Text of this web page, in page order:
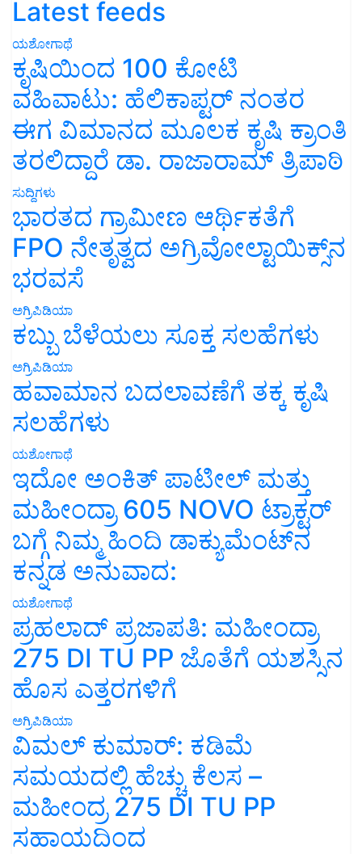
Latest feeds
ಯಶೋಗಾಥೆ
ಕೃಷಿಯಿಂದ 100 ಕೋಟಿ
ವಹಿವಾಟು: ಹೆಲಿಕಾಪ್ಟರ್ ನಂತರ
ಈಗ ವಿಮಾನದ ಮೂಲಕ ಕೃಷಿ ಕ್ರಾಂತಿ
ತರಲಿದ್ದಾರೆ ಡಾ. ರಾಜಾರಾಮ್ ತ್ರಿಪಾಠಿ
ಸುದ್ದಿಗಳು
ಭಾರತದ ಗ್ರಾಮೀಣ ಆರ್ಥಿಕತೆಗೆ
FPO ನೇತೃತ್ವದ ಅಗ್ರಿವೋಲ್ಟಾಯಿಕ್ಸ್‌ನ
ಭರವಸೆ
ಅಗ್ರಿಪಿಡಿಯಾ
ಕಬ್ಬು ಬೆಳೆಯಲು ಸೂಕ್ತ ಸಲಹೆಗಳು
ಅಗ್ರಿಪಿಡಿಯಾ
ಹವಾಮಾನ ಬದಲಾವಣೆಗೆ ತಕ್ಕ ಕೃಷಿ
ಸಲಹೆಗಳು
ಯಶೋಗಾಥೆ
ಇದೋ ಅಂಕಿತ್ ಪಾಟೀಲ್ ಮತ್ತು
ಮಹೀಂದ್ರಾ 605 NOVO ಟ್ರಾಕ್ಟರ್
ಬಗ್ಗೆ ನಿಮ್ಮ ಹಿಂದಿ ಡಾಕ್ಯುಮೆಂಟ್‌ನ
ಕನ್ನಡ ಅನುವಾದ:
ಯಶೋಗಾಥೆ
ಪ್ರಹಲಾದ್ ಪ್ರಜಾಪತಿ: ಮಹೀಂದ್ರಾ
275 DI TU PP ಜೊತೆಗೆ ಯಶಸ್ಸಿನ
ಹೊಸ ಎತ್ತರಗಳಿಗೆ
ಅಗ್ರಿಪಿಡಿಯಾ
ವಿಮಲ್ ಕುಮಾರ್: ಕಡಿಮೆ
ಸಮಯದಲ್ಲಿ ಹೆಚ್ಚು ಕೆಲಸ –
ಮಹೀಂದ್ರ 275 DI TU PP
ಸಹಾಯದಿಂದ